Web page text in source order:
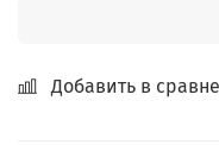
Добавить в